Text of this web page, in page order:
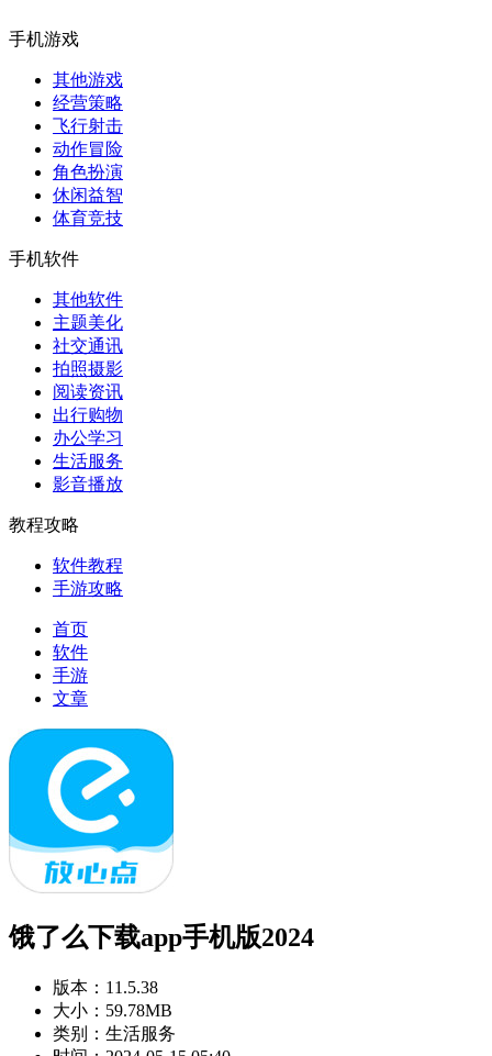
手机游戏
其他游戏
经营策略
飞行射击
动作冒险
角色扮演
休闲益智
体育竞技
手机软件
其他软件
主题美化
社交通讯
拍照摄影
阅读资讯
出行购物
办公学习
生活服务
影音播放
教程攻略
软件教程
手游攻略
首页
软件
手游
文章
饿了么下载app手机版2024
版本： 11.5.38
大小： 59.78MB
类别： 生活服务